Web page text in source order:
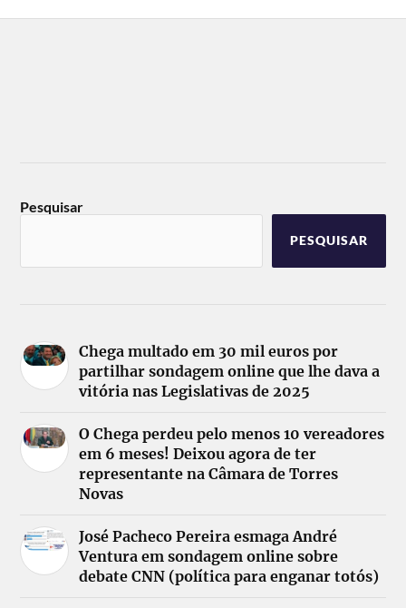
Pesquisar
PESQUISAR
Chega multado em 30 mil euros por
partilhar sondagem online que lhe dava a
vitória nas Legislativas de 2025
O Chega perdeu pelo menos 10 vereadores
em 6 meses! Deixou agora de ter
representante na Câmara de Torres
Novas
José Pacheco Pereira esmaga André
Ventura em sondagem online sobre
debate CNN (política para enganar totós)